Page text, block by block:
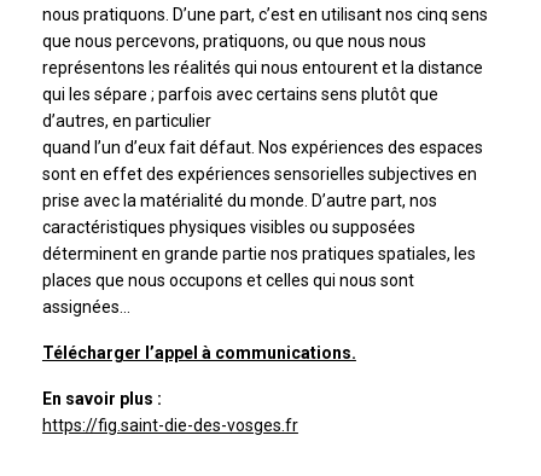
nous pratiquons. D’une part, c’est en utilisant nos cinq sens
que nous percevons, pratiquons, ou que nous nous
représentons les réalités qui nous entourent et la distance
qui les sépare ; parfois avec certains sens plutôt que
d’autres, en particulier
quand l’un d’eux fait défaut. Nos expériences des espaces
sont en effet des expériences sensorielles subjectives en
prise avec la matérialité du monde. D’autre part, nos
caractéristiques physiques visibles ou supposées
déterminent en grande partie nos pratiques spatiales, les
places que nous occupons et celles qui nous sont
assignées…
Télécharger l’appel à communications.
En savoir plus :
https://fig.saint-die-des-vosges.fr